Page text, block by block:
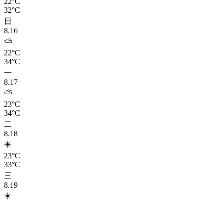
32°C
日
8.16
⛅
22°C
34°C
一
8.17
⛅
23°C
34°C
二
8.18
☀️
23°C
33°C
三
8.19
☀️